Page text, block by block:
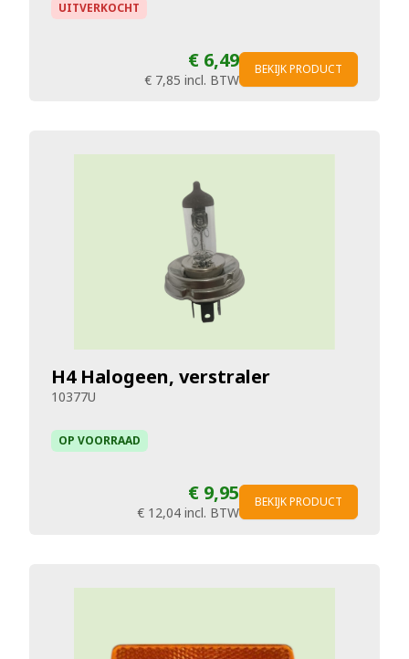
UITVERKOCHT
€ 6,49
€ 7,85 incl. BTW
BEKIJK PRODUCT
H4 Halogeen, verstraler
10377U
OP VOORRAAD
€ 9,95
€ 12,04 incl. BTW
BEKIJK PRODUCT